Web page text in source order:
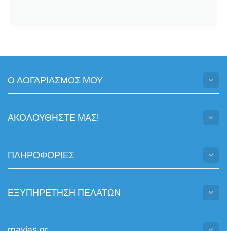
Ο ΛΟΓΑΡΙΑΣΜΟΣ ΜΟΥ
ΑΚΟΛΟΥΘHΣΤΕ ΜΑΣ!
ΠΛΗΡΟΦΟΡΙΕΣ
ΕΞΥΠΗΡΕΤΗΣΗ ΠΕΛΑΤΩΝ